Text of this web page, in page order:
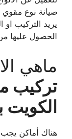
صيانة نوع
يريد التركيب او
الحصول
ماهي
الكويت
هناك أماكن